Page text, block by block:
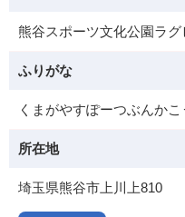
熊谷スポーツ文化公園ラグ
ふりがな
くまがやすぽーつぶんか
所在地
埼玉県熊谷市上川上810